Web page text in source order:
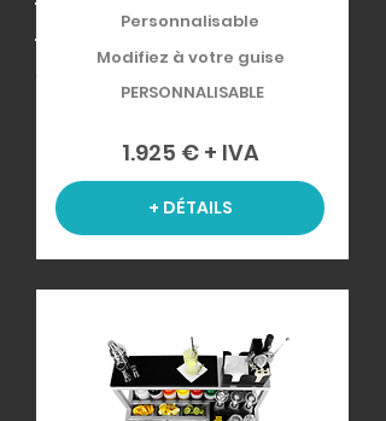
Personnalisable
Modifiez à votre guise
PERSONNALISABLE
1.925 € + IVA
+ DÉTAILS